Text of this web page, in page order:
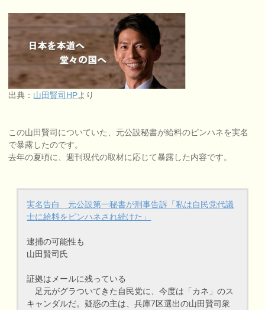
出典： 山田賢司HPより
この山田賢司についていた、元公設秘書が給料のピンハネを実名
で暴露したのです。
去年の夏頃に、週刊現代の取材に応じて暴露した内容です。
実名告白 元公設第一秘書が刑事告訴「私は自民党代議
士に給料をピンハネされ続けた」
逮捕の可能性も
山田賢司氏
証拠はメールに残っている
足元がグラついてきた自民党に、今度は「カネ」のス
キャンダルだ。疑惑の主は、兵庫7区選出の山田賢司衆